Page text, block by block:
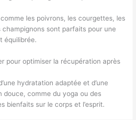
les poivrons, les courgettes, les
sont parfaits pour une
équilibrée.
pour optimiser la récupération après
hydratation adaptée et d’une
douce, comme du yoga ou des
bienfaits sur le corps et l’esprit.